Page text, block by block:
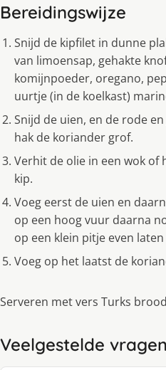
Bereidingswijze
Snijd de kipfilet in dunne
van limoensap, gehakte
komijnpoeder, oregano,
uurtje (in de koelkast)
Snijd de uien, en de rode
hak de koriander grof.
Verhit de olie in een wok of
kip.
Voeg eerst de uien en
op een hoog vuur daarna
op een klein pitje even
Voeg op het laatst de
Serveren met vers Turks
Veelgestelde vragen